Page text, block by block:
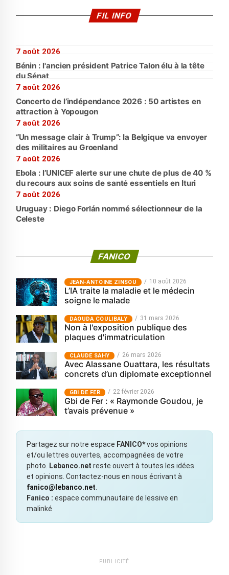
FIL INFO
7 août 2026
Bénin : l'ancien président Patrice Talon élu à la tête
du Sénat
7 août 2026
Concerto de l’indépendance 2026 : 50 artistes en
attraction à Yopougon
7 août 2026
“Un message clair à Trump”: la Belgique va envoyer
des militaires au Groenland
7 août 2026
Ebola : l’UNICEF alerte sur une chute de plus de 40 %
du recours aux soins de santé essentiels en Ituri
7 août 2026
Uruguay : Diego Forlán nommé sélectionneur de la
Celeste
FANICO
JEAN-ANTOINE ZINSOU 10 août 2026
L’IA traite la maladie et le médecin
soigne le malade
‎DAOUDA COULIBALY 31 mars 2026
Non à l'exposition publique des
plaques d'immatriculation
CLAUDE SAHY 26 mars 2026
Avec Alassane Ouattara, les résultats
concrets d’un diplomate exceptionnel
GBI DE FER 22 février 2026
Gbi de Fer : « Raymonde Goudou, je
t’avais prévenue »
Partagez sur notre espace FANICO*vos opinions
et/ou lettres ouvertes, accompagnées de votre
photo.
Lebanco.net reste ouvert à toutes les idées
et opinions. Contactez-nous en nous écrivant à
fanico@lebanco.net
Fanico : espace communautaire de lessive en
malinké
PUBLICITÉ